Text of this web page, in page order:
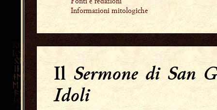
Informazioni mitologiche
IlSermone di San
Idoli